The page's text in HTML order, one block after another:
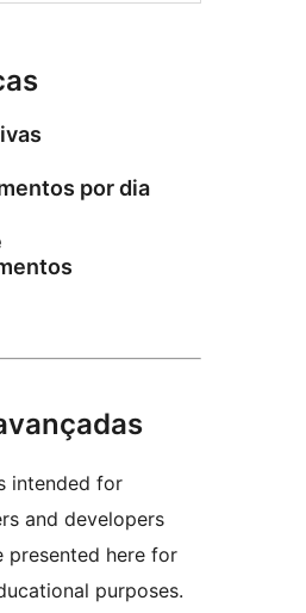
por dia
intended for
and developers
presented here for
purposes.